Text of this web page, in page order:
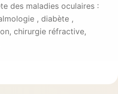
des maladies oculaires :
, diabète ,
chirurgie réfractive,